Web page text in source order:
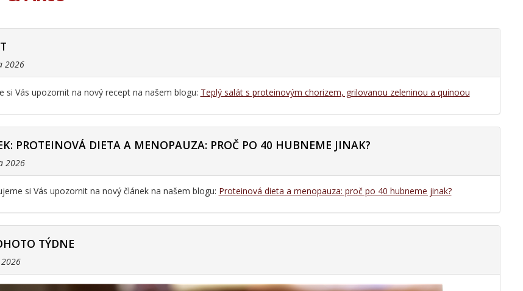
2026
si Vás upozornit na nový recept na našem blogu: Teplý salát s proteinovým chorizem, grilovanou zeleninou a quinoou
PROTEINOVÁ DIETA A MENOPAUZA: PROČ PO 40 HUBNEME JINAK?
2026
si Vás upozornit na nový článek na našem blogu: Proteinová dieta a menopauza: proč po 40 hubneme jinak?
TÝDNE